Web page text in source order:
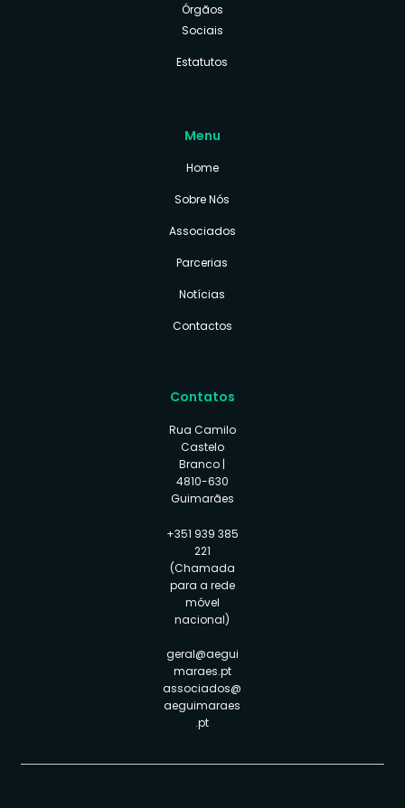
Órgãos
Sociais
Estatutos
Menu
Home
Sobre Nós
Associados
Parcerias
Notícias
Contactos
Contatos
Rua Camilo
Castelo
Branco |
4810-630
Guimarães
+351 939 385
221
(Chamada
para a rede
móvel
nacional)
geral@aegui
maraes.pt
associados@
aeguimaraes
.pt